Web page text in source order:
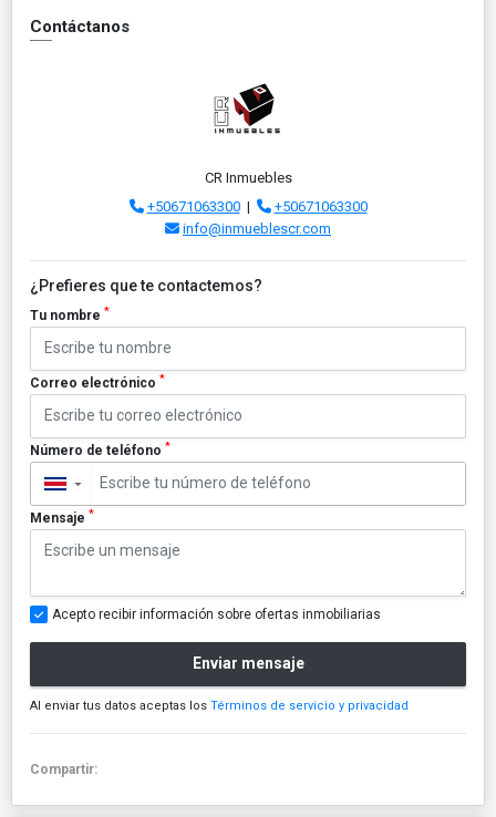
Contáctanos
CR Inmuebles
+50671063300|
+50671063300
info@inmueblescr.com
¿Prefieres que te contactemos?
Tu nombre *
Correo electrónico *
Número de teléfono *
▼
Mensaje *
Acepto recibir información sobre ofertas inmobiliarias
Enviar mensaje
Al enviar tus datos aceptas los Términos de servicio y privacidad
Compartir: